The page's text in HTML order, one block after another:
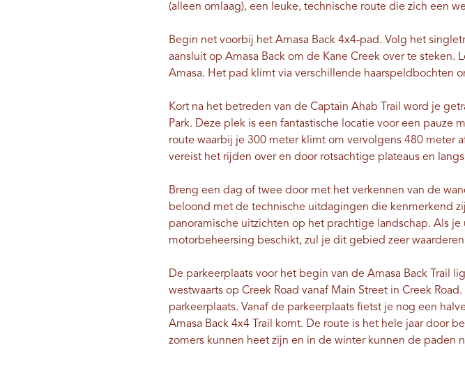
(alleen omlaag), een leuke, technische route die zich een
Begin net voorbij het Amasa Back 4x4-pad. Volg het
aansluit op Amasa Back om de Kane Creek over te
Amasa. Het pad klimt via verschillende haarspeldbochten
Kort na het betreden van de Captain Ahab Trail word je
Park. Deze plek is een fantastische locatie voor een
route waarbij je 300 meter klimt om vervolgens 480 meter
vereist het rijden over en door rotsachtige plateaus en
Breng een dag of twee door met het verkennen van de
beloond met de technische uitdagingen die kenmerkend
panoramische uitzichten op het prachtige landschap. Als
motorbeheersing beschikt, zul je dit gebied zeer
De parkeerplaats voor het begin van de Amasa Back Trail
westwaarts op Creek Road vanaf Main Street in Creek
parkeerplaats. Vanaf de parkeerplaats fietst je nog een
Amasa Back 4x4 Trail komt. De route is het hele jaar door
zomers kunnen heet zijn en in de winter kunnen de paden